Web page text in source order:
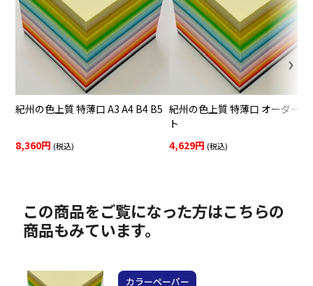
紀州の色上質 特薄口 A3 A4 B4 B5
8,360円 (税込)
紀州の色上質 特薄口 オーダーカ
ト
4,629円 (税込)
この商品をご覧になった方はこちらの
商品もみています。
カラーペーパー